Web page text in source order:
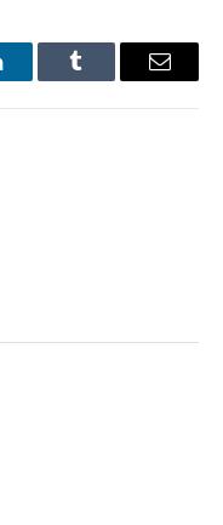
Tumblr Email